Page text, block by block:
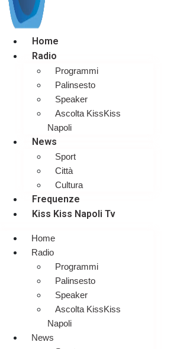
Home
Radio
Programmi
Palinsesto
Speaker
Ascolta KissKiss
Napoli
News
Sport
Città
Cultura
Frequenze
Kiss Kiss Napoli Tv
Home
Radio
Programmi
Palinsesto
Speaker
Ascolta KissKiss
Napoli
News